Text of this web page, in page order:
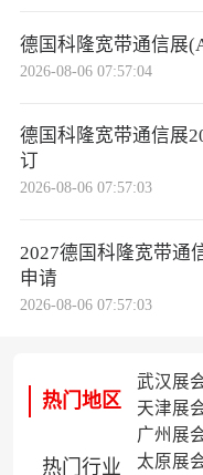
德国科隆宽带通信展
2026-08-06 07:57:04
德国科隆宽带通信展
订
2026-08-06 07:57:03
2027德国科隆宽带通
申请
2026-08-06 07:57:03
热门地区
热门行业
武汉展
天津展
广州展
太原展